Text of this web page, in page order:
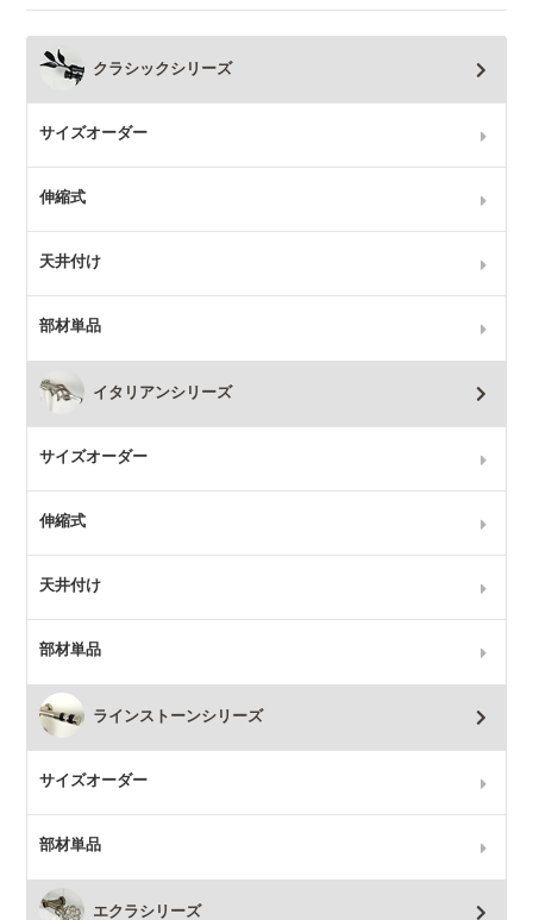
クラシックシリーズ
サイズオーダー
伸縮式
天井付け
部材単品
イタリアンシリーズ
サイズオーダー
伸縮式
天井付け
部材単品
ラインストーンシリーズ
サイズオーダー
部材単品
エクラシリーズ